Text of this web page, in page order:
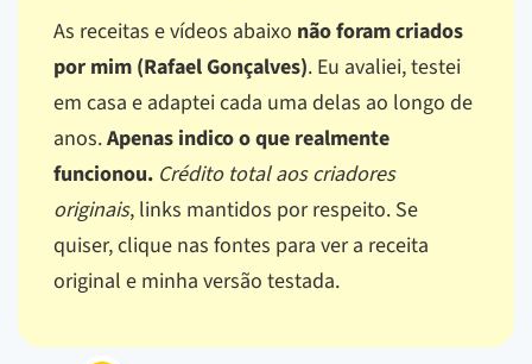
As receitas e vídeos abaixo não foram criados
por mim (Rafael Gonçalves). Eu avaliei, testei
em casa e adaptei cada uma delas ao longo de
anos.Apenas indico o que realmente
funcionou. Crédito total aos criadores
originais, links mantidos por respeito. Se
quiser, clique nas fontes para ver a receita
original e minha versão testada.